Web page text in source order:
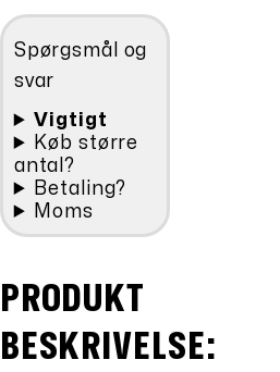
stk
antal
Spørgsmål og
svar
Vigtigt
Køb større
antal?
Betaling?
Moms
PRODUKT
BESKRIVELSE: